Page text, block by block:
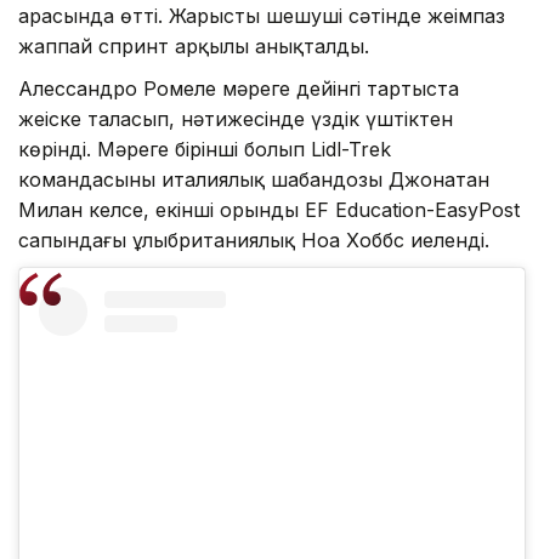
арасында өтті. Жарыстың шешуші сәтінде жеңімпаз
жаппай спринт арқылы анықталды.
Алессандро Ромеле мәреге дейінгі тартыста
жеңіске таласып, нәтижесінде үздік үштіктен
көрінді. Мәреге бірінші болып Lidl-Trek
командасының италиялық шабандозы Джонатан
Милан келсе, екінші орынды EF Education-EasyPost
сапындағы ұлыбританиялық Ноа Хоббс иеленді.